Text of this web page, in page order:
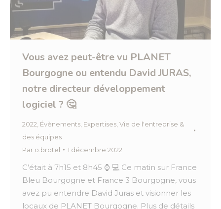
Vous avez peut-être vu PLANET
Bourgogne ou entendu David JURAS,
notre directeur développement
logiciel ? 🤔
2022 Évènements Expertises Vie de l'entreprise &
des équipes
Par o.brotel 1 décembre 2022
C’était à 7h15 et 8h45 ⌚ 💻 Ce matin sur France
Bleu Bourgogne et France 3 Bourgogne, vous
avez pu entendre David Juras et visionner les
locaux de PLANET Bourgogne. Plus de détails